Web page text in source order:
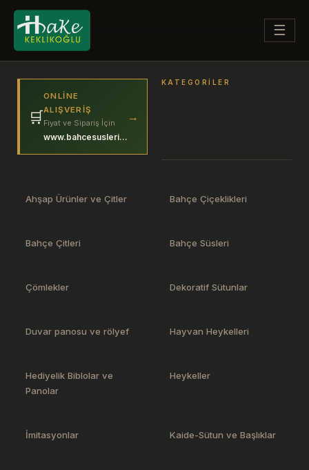
☰
🛒
ONLINE
ALIŞVERIŞ
Fiyat ve Sipariş İçin
www.bahcesuslerim.com
→
KATEGORILER
Ahşap Ürünler ve Çitler Bahçe Çiçeklikleri
Bahçe Çitleri Bahçe Süsleri
Çömlekler Dekoratif Sütunlar
Duvar panosu ve rölyef Hayvan Heykelleri
Hediyelik Biblolar ve
Panolar
Heykeller
İmitasyonlar Kaide-Sütun ve Başlıklar